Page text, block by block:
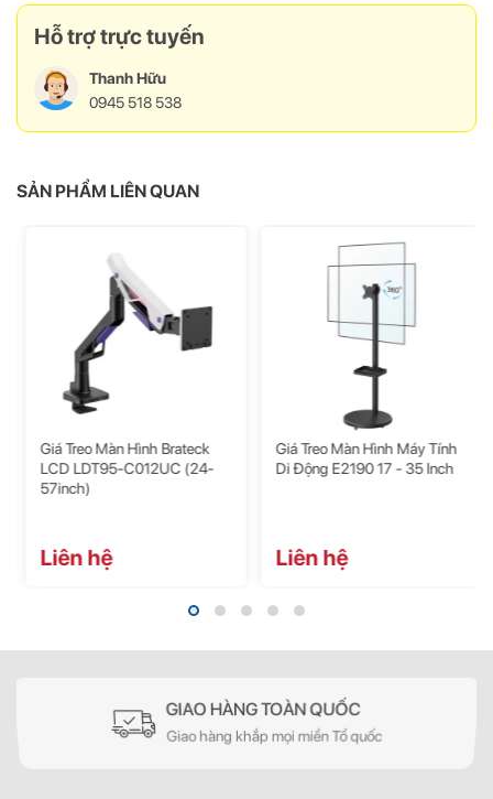
Tên sản phẩm Giá treo màn hình máy tính NB G70
Thương hiệu
Màu Trắng
Nâng thẳng
Điều chỉnh độ
nghiêng màn
hình
+85° to -30°
Trọng lượng 4.91 Kg
Hỗ trợ trực tuyến
Thanh Hữu
0945 518 538
SẢN PHẨM LIÊN QUAN
Giá Treo Màn Hình Brateck
LCD LDT95-C012UC (24-
57inch)
Liên hệ
Giá Treo Màn Hình Máy Tính
Di Động E2190 17 - 35 Inch
Liên hệ
GIAO HÀNG TOÀN QUỐC
Giao hàng khắp mọi miền Tổ quốc